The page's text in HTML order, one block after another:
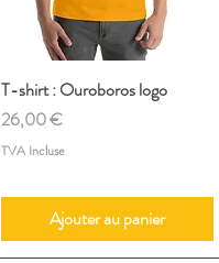
Aperçu rapide
T-shirt : Ouroboros logo
Prix
26,00 €
TVA Incluse
Ajouter au panier